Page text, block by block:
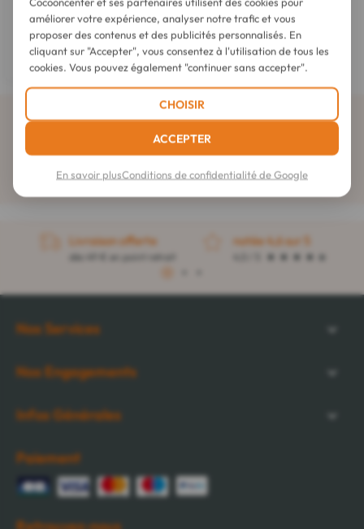
Optinooz
Mouche Bébé Électronique
31,90 €
Abonnez-vous à la newsletter
Livraison offerte
dès 49 € en point retrait
notée 4,6 sur 5
1
Nos Services
Nos Engagements
Infos Générales
Paiement
améliorer votre expérience, analyser notre trafic et vous
proposer des contenus et des publicités personnalisés. En
cliquant sur "Accepter", vous consentez à l'utilisation de tous les
cookies. Vous pouvez également "continuer sans accepter".
CHOISIR
ACCEPTER
En savoir plusConditions de confidentialité de Google